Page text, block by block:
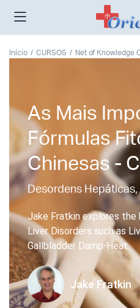
Início CURSOS Net of Knowledge
As Mais
Fórmulas
Chinesas -
Desordens Hepáticas,
Jake Fratkin explores
Liver Disorders such as
Gallbladder Damp-Heat.
Jake Fratkin